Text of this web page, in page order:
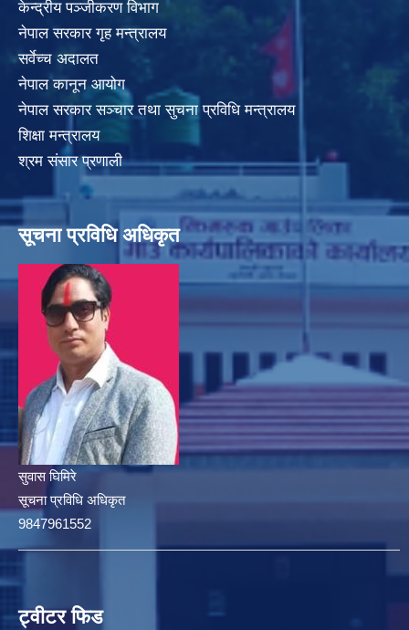
केन्द्रीय पञ्जीकरण विभाग
नेपाल सरकार गृह मन्त्रालय
सर्वेच्च अदालत
नेपाल कानून आयोग
नेपाल सरकार सञ्चार तथा सुचना प्रविधि मन्त्रालय
शिक्षा मन्त्रालय
श्रम संसार प्रणाली
सूचना प्रविधि अधिकृत
सुवास घिमिरे
सूचना प्रविधि अधिकृत
9847961552
ट्वीटर फिड